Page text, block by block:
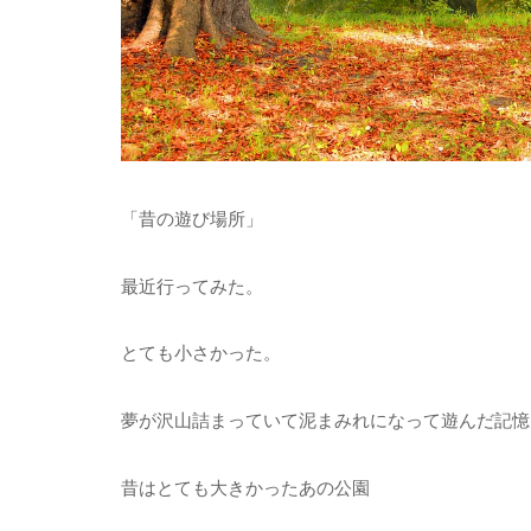
「昔の遊び場所」
最近行ってみた。
とても小さかった。
夢が沢山詰まっていて泥まみれになって遊んだ記
昔はとても大きかったあの公園